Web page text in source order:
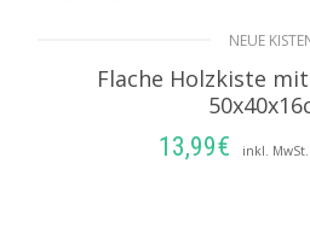
NEUE
Flache Holzkiste
13,99€ inkl.